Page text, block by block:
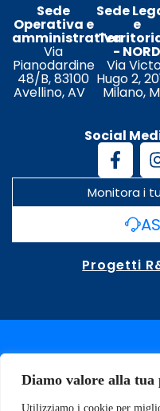
Diamo valore alla tua
Utilizziamo i cookie per
Sede
Operativa e
amministrativa
Via
Pianodardine
48/B, 83100
Avellino, AV
Sede
e
- NORD
Via
Hugo 2,
Milano,
Social
Monitora i
Progetti